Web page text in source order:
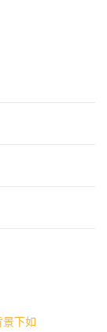
景下如